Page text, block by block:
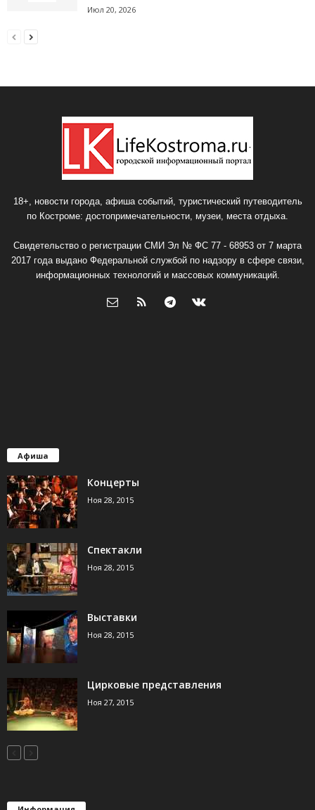
Июл 20, 2026
18+, новости города, афиша событий, туристический путеводитель
по Костроме: достопримечательности, музеи, места отдыха.
Свидетельство о регистрации СМИ Эл № ФС 77 - 68953 от 7 марта
2017 года выдано Федеральной службой по надзору в сфере связи,
информационных технологий и массовых коммуникаций.
Афиша
Концерты
Ноя 28, 2015
Спектакли
Ноя 28, 2015
Выставки
Ноя 28, 2015
Цирковые представления
Ноя 27, 2015